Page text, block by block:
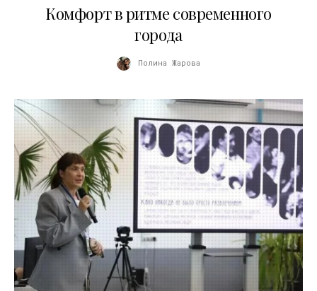
Комфорт в ритме современного
города
Полина Жарова